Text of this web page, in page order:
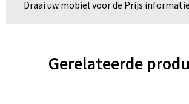
Draai uw mobiel voor de Prijs informatie
Gerelateerde